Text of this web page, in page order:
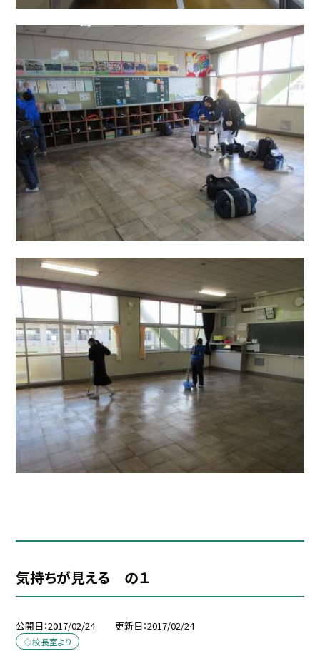
気持ちが見える の１
公開日 2017/02/24 更新日 2017/02/24
◇校長室より